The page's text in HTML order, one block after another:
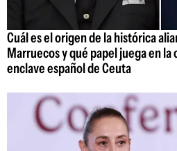
Cuál es el origen de la histórica
Marruecos y qué papel juega en
enclave español de Ceuta